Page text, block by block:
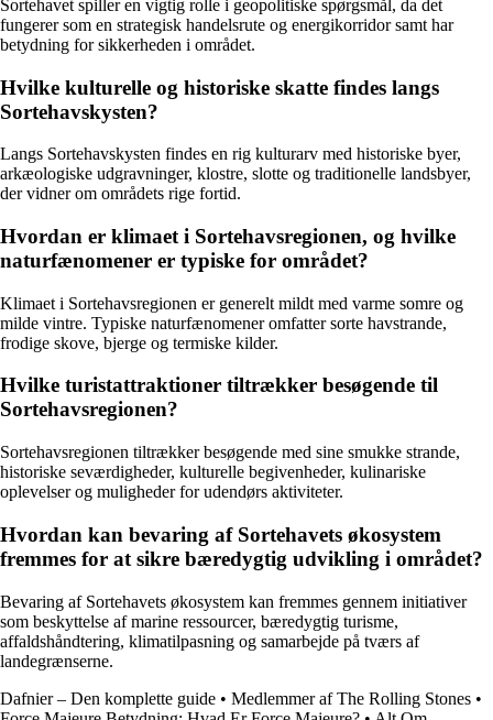
Sortehavet spiller en vigtig rolle i geopolitiske spørgsmål, da det
fungerer som en strategisk handelsrute og energikorridor samt har
betydning for sikkerheden i området.
Hvilke kulturelle og historiske skatte findes langs
Sortehavskysten?
Langs Sortehavskysten findes en rig kulturarv med historiske byer,
arkæologiske udgravninger, klostre, slotte og traditionelle landsbyer,
der vidner om områdets rige fortid.
Hvordan er klimaet i Sortehavsregionen, og hvilke
naturfænomener er typiske for området?
Klimaet i Sortehavsregionen er generelt mildt med varme somre og
milde vintre. Typiske naturfænomener omfatter sorte havstrande,
frodige skove, bjerge og termiske kilder.
Hvilke turistattraktioner tiltrækker besøgende til
Sortehavsregionen?
Sortehavsregionen tiltrækker besøgende med sine smukke strande,
historiske seværdigheder, kulturelle begivenheder, kulinariske
oplevelser og muligheder for udendørs aktiviteter.
Hvordan kan bevaring af Sortehavets økosystem
fremmes for at sikre bæredygtig udvikling i området?
Bevaring af Sortehavets økosystem kan fremmes gennem initiativer
som beskyttelse af marine ressourcer, bæredygtig turisme,
affaldshåndtering, klimatilpasning og samarbejde på tværs af
landegrænserne.
Dafnier – Den komplette guide • Medlemmer af The Rolling Stones •